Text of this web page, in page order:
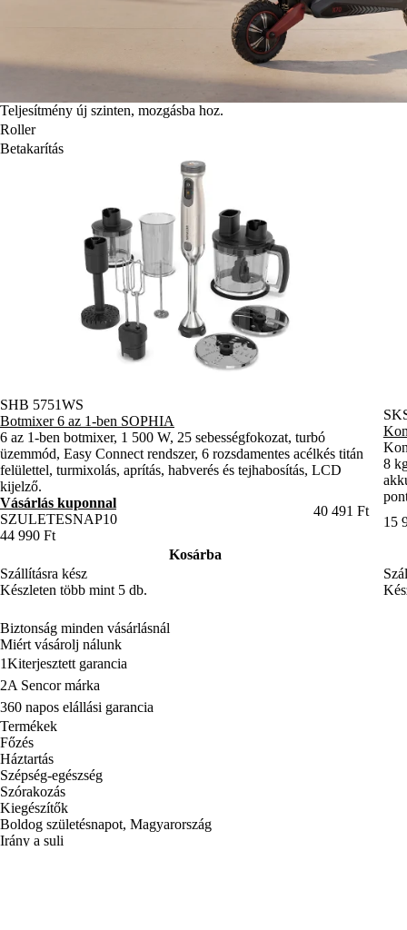
Teljesítmény új szinten, mozgásba hoz.
Roller
Betakarítás
SHB 5751WS
Botmixer 6 az 1-ben SOPHIA
6 az 1-ben botmixer, 1 500 W, 25 sebességfokozat, turbó
üzemmód, Easy Connect rendszer, 6 rozsdamentes acélkés titán
felülettel, turmixolás, aprítás, habverés és tejhabosítás, LCD
kijelző.
Vásárlás kuponnal
SZULETESNAP10
40 491 Ft
44 990 Ft
Kosárba
Szállításra kész
Készleten több mint 5 db.
8
15
Biztonság minden vásárlásnál
Miért vásárolj nálunk
1Kiterjesztett garancia
2A Sencor márka
360 napos elállási garancia
Termékek
Főzés
Háztartás
Szépség-egészség
Szórakozás
Kiegészítők
Boldog születésnapot, Magyarország
Irány a suli